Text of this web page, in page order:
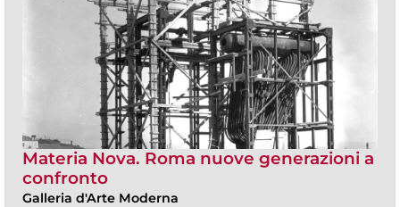
Materia Nova. Roma nuove generazioni a
confronto
Galleria d'Arte Moderna